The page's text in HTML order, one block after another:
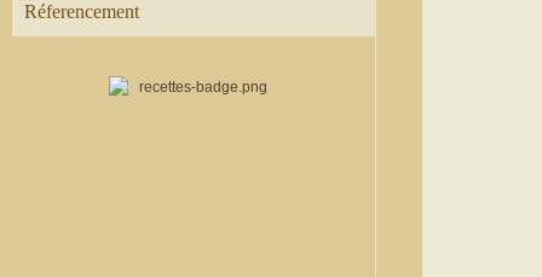
Réferencement